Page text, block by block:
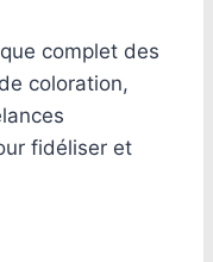
complet des
coloration,
fidéliser et